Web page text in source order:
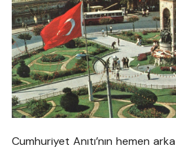
Cumhuriyet Anıtı’nın hemen